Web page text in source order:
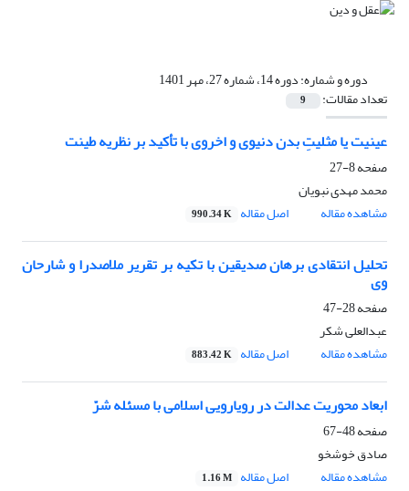
دوره و شماره:دوره 14، شماره 27، مهر 1401
تعداد مقالات: 9
عینیت یا مثلیتِ بدن دنیوی و اخروی با تأکید بر نظریه طینت
صفحه8-27
محمد مهدی نبویان
مشاهده مقاله
اصل مقاله 990.34 K
تحلیل انتقادی برهان صدیقین با تکیه بر تقریر ملاصدرا و شارحان
وی
صفحه28-47
عبدالعلی شکر
مشاهده مقاله
اصل مقاله 883.42 K
ابعاد محوریت عدالت در رویارویی اسلامی با مسئله شرّ
صفحه48-67
صادق خوشخو
مشاهده مقاله
اصل مقاله 1.16 M